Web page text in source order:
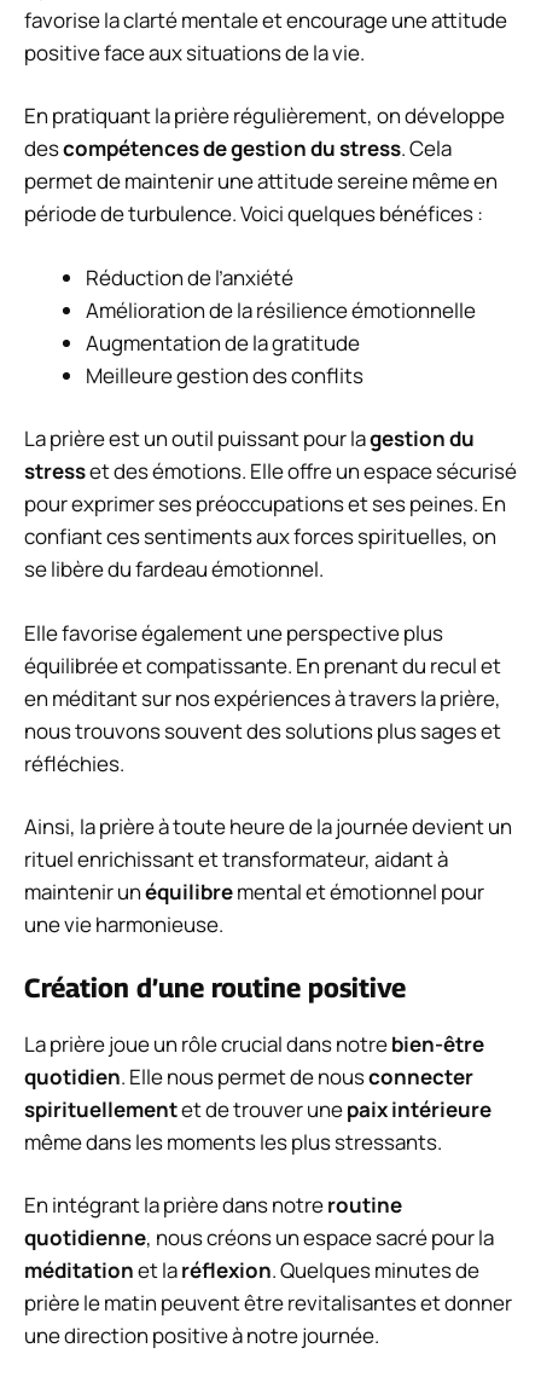
favorise la clarté mentale et encourage une attitude
positive face aux situations de la vie.
En pratiquant la prière régulièrement, on développe
descompétences de gestion du stress. Cela
permet de maintenir une attitude sereine même en
période de turbulence. Voici quelques bénéfices :
Réduction de l’anxiété
Amélioration de la résilience émotionnelle
Augmentation de la gratitude
Meilleure gestion des conflits
La prière est un outil puissant pour lagestion du
stresset des émotions. Elle offre un espace sécurisé
pour exprimer ses préoccupations et ses peines. En
confiant ces sentiments aux forces spirituelles, on
se libère du fardeau émotionnel.
Elle favorise également une perspective plus
équilibrée et compatissante. En prenant du recul et
en méditant sur nos expériences à travers la prière,
nous trouvons souvent des solutions plus sages et
réfléchies.
Ainsi, la prière à toute heure de la journée devient un
rituel enrichissant et transformateur, aidant à
maintenir unéquilibremental et émotionnel pour
une vie harmonieuse.
Création d’une routine positive
La prière joue un rôle crucial dans notrebien-être
quotidien. Elle nous permet de nousconnecter
spirituellementet de trouver unepaix intérieure
même dans les moments les plus stressants.
En intégrant la prière dans notreroutine
quotidienne, nous créons un espace sacré pour la
méditationet laréflexion. Quelques minutes de
prière le matin peuvent être revitalisantes et donner
une direction positive à notre journée.